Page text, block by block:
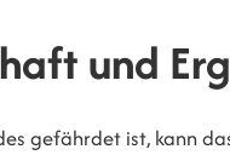
und
gefährdet ist, kann